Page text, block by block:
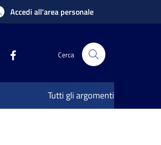
Accedi all'area personale
Cerca
Tutti gli argomenti